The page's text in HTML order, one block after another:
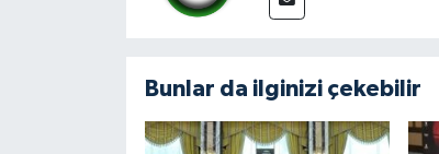
Bunlar da ilginizi çekebilir